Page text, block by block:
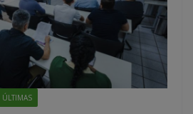
ÚLTIMAS